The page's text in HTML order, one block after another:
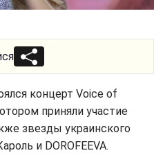
концерт Voice of
приняли участие
звезды украинского
и DOROFEEVA.